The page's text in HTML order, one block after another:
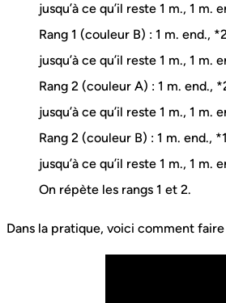
jusqu’à ce qu’il reste 1 m., 1 m.
Rang 1 (couleur B) : 1 m. end.,
jusqu’à ce qu’il reste 1 m., 1 m.
Rang 2 (couleur A) : 1 m. end.,
jusqu’à ce qu’il reste 1 m., 1 m.
Rang 2 (couleur B) : 1 m. end.,
jusqu’à ce qu’il reste 1 m., 1 m.
On répète les rangs 1 et 2.
Dans la pratique, voici comment faire